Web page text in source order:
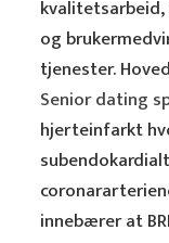
og
tjenester.
Senior dating
hjerteinfarkt
innebærer at